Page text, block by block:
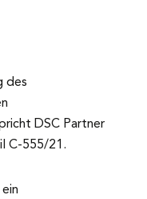
des
DSC Partner
C-555/21.